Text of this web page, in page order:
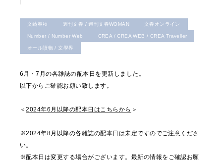
文藝春秋 週刊文春 / 週刊文春WOMAN 文春オンライン
Number / Number Web CREA / CREA WEB / CREA Traveller
オール讀物 / 文學界
6月・7月の各雑誌の配本日を更新しました。
以下からご確認お願い致します。
＜2024年6月以降の配本日はこちらから ＞
※2024年8月以降の各雑誌の配本日は未定ですのでご注意くださ
い。
※配本日は変更する場合がございます。最新の情報をご確認お願